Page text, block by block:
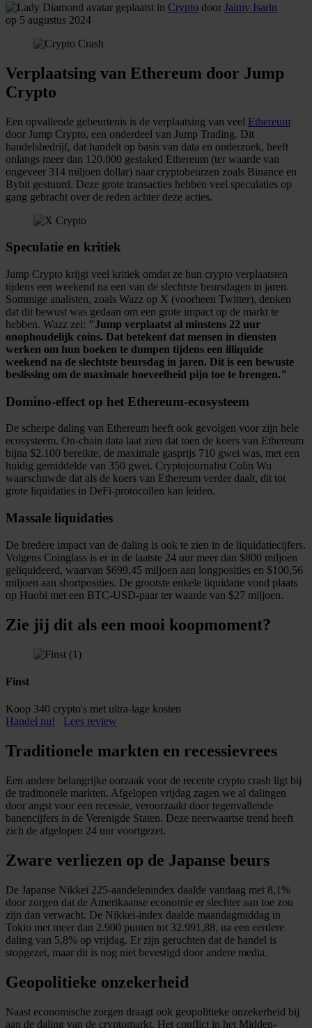
geplaatst in Crypto door Jaimy Isarin
op 5 augustus 2024
Verplaatsing van Ethereum door Jump
Crypto
Een opvallende gebeurtenis is de verplaatsing van veel Ethereum
door Jump Crypto, een onderdeel van Jump Trading. Dit
handelsbedrijf, dat handelt op basis van data en onderzoek, heeft
onlangs meer dan 120.000 gestaked Ethereum (ter waarde van
ongeveer 314 miljoen dollar) naar cryptobeurzen zoals Binance en
Bybit gestuurd. Deze grote transacties hebben veel speculaties op
gang gebracht over de reden achter deze acties.
Speculatie en kritiek
Jump Crypto krijgt veel kritiek omdat ze hun crypto verplaatsten
tijdens een weekend na een van de slechtste beursdagen in jaren.
Sommige analisten, zoals Wazz op X (voorheen Twitter), denken
dat dit bewust was gedaan om een grote impact op de markt te
hebben. Wazz zei: "Jump verplaatst al minstens 22 uur
onophoudelijk coins. Dat betekent dat mensen in diensten
werken om hun boeken te dumpen tijdens een illiquide
weekend na de slechtste beursdag in jaren. Dit is een bewuste
beslissing om de maximale hoeveelheid pijn toe te brengen."
Domino-effect op het Ethereum-ecosysteem
De scherpe daling van Ethereum heeft ook gevolgen voor zijn hele
ecosysteem. On-chain data laat zien dat toen de koers van Ethereum
bijna $2.100 bereikte, de maximale gasprijs 710 gwei was, met een
huidig gemiddelde van 350 gwei. Cryptojournalist Colin Wu
waarschuwde dat als de koers van Ethereum verder daalt, dit tot
grote liquidaties in DeFi-protocollen kan leiden.
Massale liquidaties
De bredere impact van de daling is ook te zien in de liquidatiecijfers.
Volgens Coinglass is er in de laatste 24 uur meer dan $800 miljoen
geliquideerd, waarvan $699,45 miljoen aan longposities en $100,56
miljoen aan shortposities. De grootste enkele liquidatie vond plaats
op Huobi met een BTC-USD-paar ter waarde van $27 miljoen.
Zie jij dit als een mooi koopmoment?
Finst
Koop 340 crypto's met ultra-lage kosten
Handel nu!
Lees review
Traditionele markten en recessievrees
Een andere belangrijke oorzaak voor de recente crypto crash ligt bij
de traditionele markten. Afgelopen vrijdag zagen we al dalingen
door angst voor een recessie, veroorzaakt door tegenvallende
banencijfers in de Verenigde Staten. Deze neerwaartse trend heeft
zich de afgelopen 24 uur voortgezet.
Zware verliezen op de Japanse beurs
De Japanse Nikkei 225-aandelenindex daalde vandaag met 8,1%
door zorgen dat de Amerikaanse economie er slechter aan toe zou
zijn dan verwacht. De Nikkei-index daalde maandagmiddag in
Tokio met meer dan 2.900 punten tot 32.991,88, na een eerdere
daling van 5,8% op vrijdag. Er zijn geruchten dat de handel is
stopgezet, maar dit is nog niet bevestigd door andere media.
Geopolitieke onzekerheid
Naast economische zorgen draagt ook geopolitieke onzekerheid bij
aan de daling van de cryptomarkt. Het conflict in het Midden-